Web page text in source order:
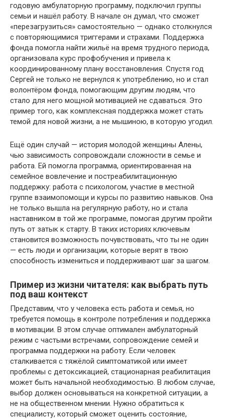
годовую амбулаторную программу, подключил группы
семьи и нашёл работу. В начале он думал, что сможет
«перезагрузиться» самостоятельно — однако столкнулся
с повторяющимися триггерами и страхами. Поддержка
фонда помогла найти жильё на время трудного периода,
организовала курс профобучения и привела к
координированному плану восстановления. Спустя год
Сергей не только не вернулся к употреблению, но и стал
волонтёром фонда, помогающим другим людям, что
стало для него мощной мотивацией не сдаваться. Это
пример того, как комплексная поддержка может стать
темой для новой жизни, а не мышиною, в которую угодил.
Ещё один случай — история молодой женщины Алены,
чью зависимость сопровождали сложности в семье и
работа. Ей помогла программа, ориентированная на
семейное вовлечение и постреабилитационную
поддержку: работа с психологом, участие в местной
группе взаимопомощи и курсы по развитию навыков. Она
не только вышла на регулярную работу, но и стала
наставником в той же программе, помогая другим пройти
путь от затык к старту. В таких историях ключевым
становится возможность почувствовать, что ты не один
— есть люди и организации, которые верят в твою
способность измениться и поддерживают шаг за шагом.
Пример из жизни читателя: как выбрать путь
под ваш контекст
Представим, что у человека есть работа и семья, но
требуется помощь в контроле потребления и поддержка
в мотивации. В этом случае оптимален амбулаторный
режим с частыми встречами, сопровождение семей и
программа поддержки на работу. Если человек
сталкивается с тяжёлой симптоматикой или имеет
проблемы с детоксикацией, стационарная реабилитация
может быть начальной необходимостью. В любом случае,
выбор должен основываться на конкретной ситуации, а
не на общественном мнении. Нужно обратиться к
специалисту, который сможет оценить состояние,